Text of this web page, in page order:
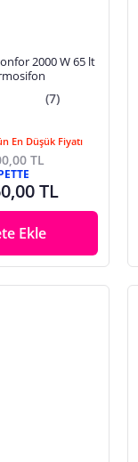
2000 W 65 lt
(7)
En Düşük Fiyatı
TL
TL
Ekle